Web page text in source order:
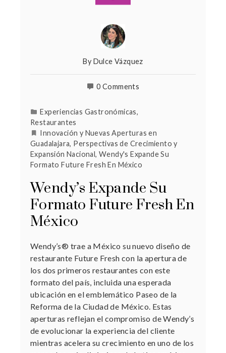
By Dulce Vázquez
0 Comments
Experiencias Gastronómicas,
Restaurantes
Innovación y Nuevas Aperturas en
Guadalajara, Perspectivas de Crecimiento y
Expansión Nacional,Wendy's Expande Su
Formato Future Fresh En México
Wendy’s Expande Su
Formato Future Fresh En
México
Wendy’s® trae a México su nuevo diseño de
restaurante Future Fresh con la apertura de
los dos primeros restaurantes con este
formato del país, incluida una esperada
ubicación en el emblemático Paseo de la
Reforma de la Ciudad de México. Estas
aperturas reflejan el compromiso de Wendy’s
de evolucionar la experiencia del cliente
mientras acelera su crecimiento en uno de los